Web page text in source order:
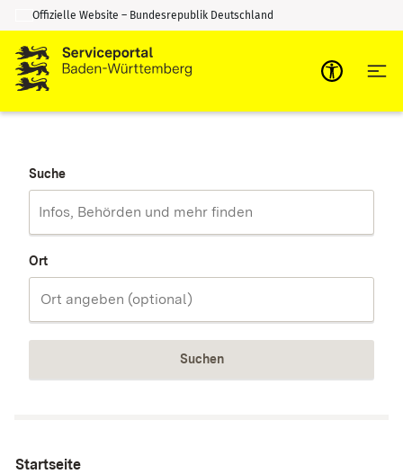
Zum Inhalt springen
Zur Suche springen
Offizielle Website – Bundesrepublik Deutschland
Suche
Ort
Suchen
Startseite